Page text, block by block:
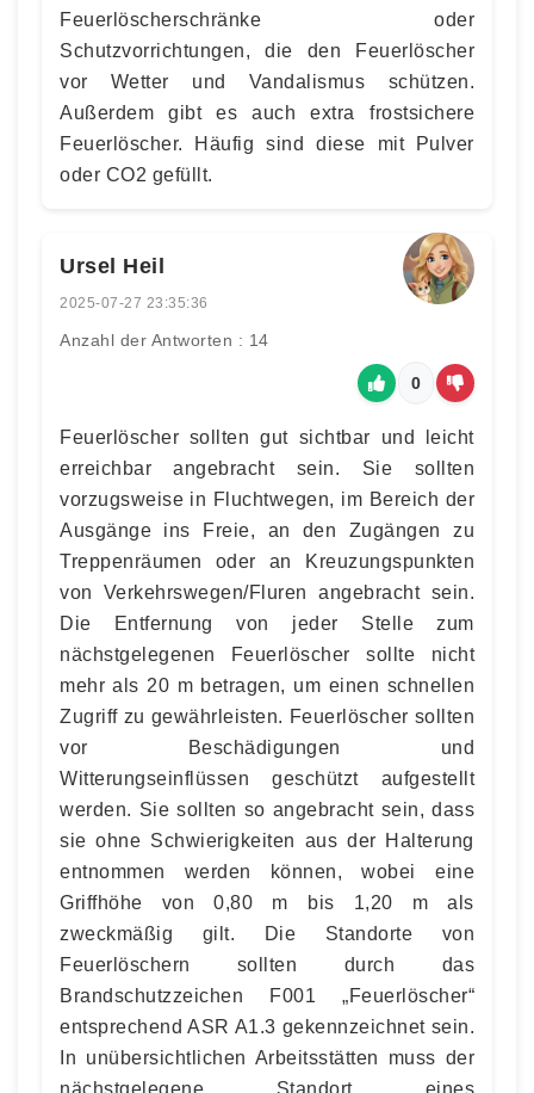
Feuerlöscherschränke oder
Schutzvorrichtungen, die den Feuerlöscher
vor Wetter und Vandalismus schützen.
Außerdem gibt es auch extra frostsichere
Feuerlöscher. Häufig sind diese mit Pulver
oder CO2 gefüllt.
Ursel Heil
2025-07-27 23:35:36
Anzahl der Antworten : 14
0
Feuerlöscher sollten gut sichtbar und leicht
erreichbar angebracht sein. Sie sollten
vorzugsweise in Fluchtwegen, im Bereich der
Ausgänge ins Freie, an den Zugängen zu
Treppenräumen oder an Kreuzungspunkten
von Verkehrswegen/Fluren angebracht sein.
Die Entfernung von jeder Stelle zum
nächstgelegenen Feuerlöscher sollte nicht
mehr als 20 m betragen, um einen schnellen
Zugriff zu gewährleisten. Feuerlöscher sollten
vor Beschädigungen und
Witterungseinflüssen geschützt aufgestellt
werden. Sie sollten so angebracht sein, dass
sie ohne Schwierigkeiten aus der Halterung
entnommen werden können, wobei eine
Griffhöhe von 0,80 m bis 1,20 m als
zweckmäßig gilt. Die Standorte von
Feuerlöschern sollten durch das
Brandschutzzeichen F001 „Feuerlöscher“
entsprechend ASR A1.3 gekennzeichnet sein.
In unübersichtlichen Arbeitsstätten muss der
nächstgelegene Standort eines